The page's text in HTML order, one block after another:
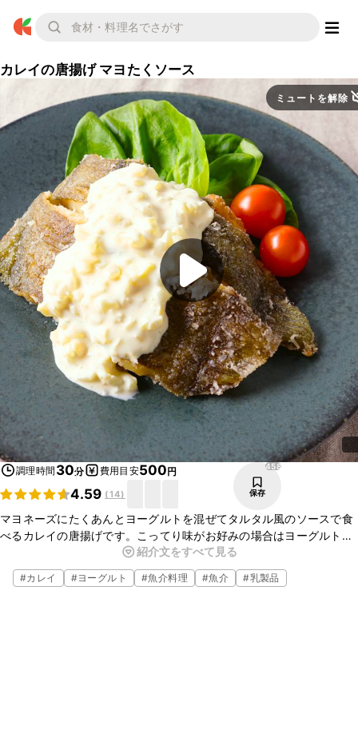
カレイの唐揚げ マヨたくソース
ミュートを解除
調理時間 30分 費用目安500円
4.59 (14)
458
保存
マヨネーズにたくあんとヨーグルトを混ぜてタルタル風のソースで食
べるカレイの唐揚げです。こってり味がお好みの場合はヨーグルト無
しでも良いですよ。調味料もシンプルで簡単ですのでお魚料理のレ
パートリーに是非加えてみてくださいね。
紹介文をすべて見る
#カレイ #ヨーグルト #魚介料理 #魚介 #乳製品